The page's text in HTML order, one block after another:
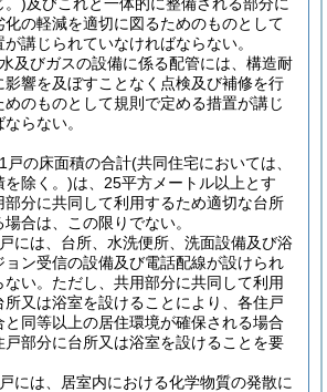
化の軽減を適切に図るためのものとして
講じられていなければならない。
及びガスの設備に係る配管には、構造耐
影響を及ぼすことなく点検及び補修を行
めのものとして規則で定める措置が講じ
らない。
戸の床面積の合計(共同住宅においては、
を除く。)は、25平方メートル以上とす
部分に共同して利用するため適切な台所
合は、この限りでない。
には、台所、水洗便所、洗面設備及び浴
ョン受信の設備及び電話配線が設けられ
い。 ただし、共用部分に共同して利用
又は浴室を設けることにより、各住戸
同等以上の居住環境が確保される場合
戸部分に台所又は浴室を設けることを要
には、居室内における化学物質の発散に